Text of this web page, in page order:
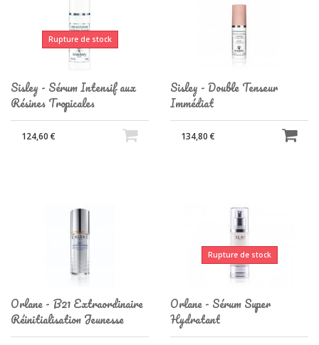
Rupture de stock
Sisley - Sérum Intensif aux
Résines Tropicales
124,60 €
Sisley - Double Tenseur
Immédiat
134,80 €
Orlane - B21 Extraordinaire
Réinitialisation Jeunesse
Rupture de stock
Orlane - Sérum Super
Hydratant